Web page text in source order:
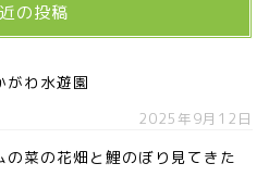
の投稿
がわ水遊園
2025年9月12日
菜の花畑と鯉のぼり見てきた